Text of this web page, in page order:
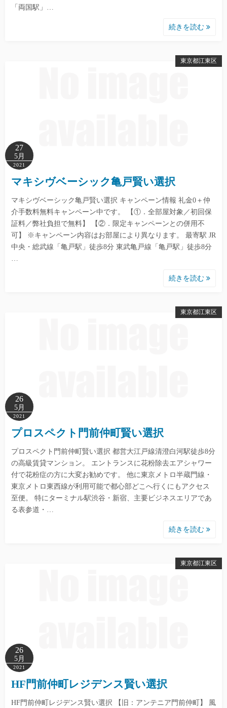
「両国駅」…
続きを読む
東京都江東区
27
5月
2021
マキシヴベーシック亀戸賢い選択
マキシヴベーシック亀戸賢い選択 キャンペーン情報 礼金0＋仲
介手数料無料キャンペーン中です。 【①．全部屋対象／初回保
証料／弊社負担で無料】 【②．限定キャンペーンとの併用不
可】 ※キャンペーン内容はお部屋により異なります。 最寄駅 JR
中央・総武線「亀戸駅」徒歩8分 東武亀戸線「亀戸駅」徒歩8分
…
続きを読む
東京都江東区
26
5月
2021
プロスペクト門前仲町賢い選択
プロスペクト門前仲町賢い選択 都営大江戸線清澄白河駅徒歩8分
の高級賃貸マンション。 エントランスに花粉除去エアシャワー
付で花粉症の方に大変お勧めです。 他に東京メトロ半蔵門線・
東京メトロ東西線が利用可能で都心部どこへ行くにもアクセス
至便。 特にターミナル駅渋谷・新宿、主要ビジネスエリアであ
る表参道・…
続きを読む
東京都江東区
26
5月
2021
HF門前仲町レジデンス賢い選択
HF門前仲町レジデンス賢い選択 【旧：アンテニア門前仲町】 風